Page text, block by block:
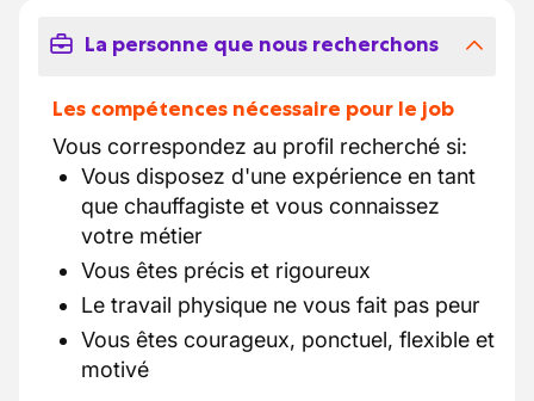
La personne que nous recherchons
Les compétences nécessaire pour le job
Vous correspondez au profil recherché si:
Vous disposez d'une expérience en tant
que chauffagiste et vous connaissez
votre métier
Vous êtes précis et rigoureux
Le travail physique ne vous fait pas peur
Vous êtes courageux, ponctuel, flexible et
motivé